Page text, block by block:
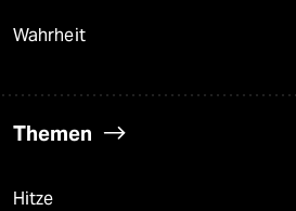
Wahrheit
Themen
Hitze